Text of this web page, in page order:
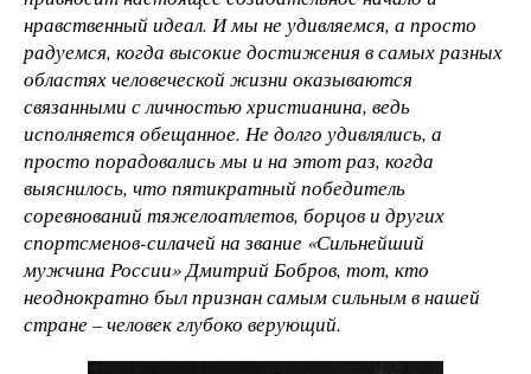
нравственный идеал. И мы не удивляемся, а просто
радуемся, когда высокие достижения в самых разных
областях человеческой жизни оказываются
связанными с личностью христианина, ведь
исполняется обещанное. Не долго удивлялись, а
просто порадовались мы и на этот раз, когда
выяснилось, что пятикратный победитель
соревнований тяжелоатлетов, борцов и других
спортсменов-силачей на звание «Сильнейший
мужчина России» Дмитрий Бобров, тот, кто
неоднократно был признан самым сильным в нашей
стране – человек глубоко верующий.